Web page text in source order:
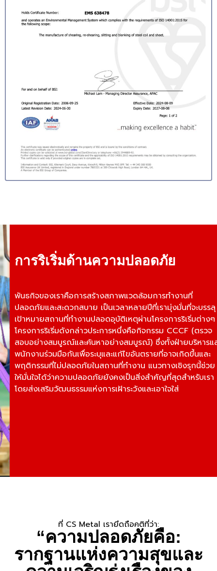
การริเริ่มด้านความปลอดภัย
พันธกิจของเราคือการสร้างสภาพแวดล้อมการทำงานที่
ปลอดภัยและสะดวกสบาย เป็นเวลาหลายปีที่เรามุ่งมั่นที่จะบรรลุ
เป้าหมายสถานที่ทำงานปลอดอุบัติเหตุผ่านโครงการริเริ่มต่างๆ
โครงการริเริ่มดังกล่าวประการหนึ่งคือกิจกรรม CCCF (ตรวจ
สอบอย่างสมบูรณ์และค้นหาอย่างสมบูรณ์) ซึ่งทั้งฝ่ายบริหารแ
พนักงานร่วมมือกันเพื่อระบุและแก้ไขอันตรายที่อาจเกิดขึ้นและ
พฤติกรรมที่ไม่ปลอดภัยในสถานที่ทำงาน แนวทางเชิงรุกนี้ช่วย
ให้มั่นใจได้ว่าความปลอดภัยยังคงเป็นสิ่งสำคัญที่สุดสำหรับเรา
โดยส่งเสริมวัฒนธรรมแห่งการเฝ้าระวังและเอาใจใส่
ที่ CS Metal เรายึดถือคติที่ว่า:
“ความปลอดภัยคือ:
รากฐานแห่งความสุขและ